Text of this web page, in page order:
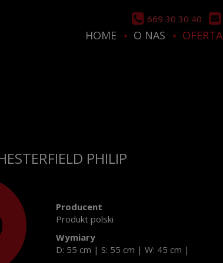
669 30 30 40
HOME O NAS OFERTA
PHILIP
Producent
Produkt polski
Wymiary
D: 55 cm | S: 55 cm | W: 45 cm |